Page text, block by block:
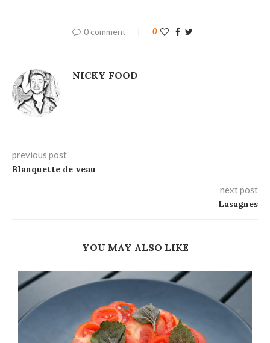
0 comment 0
NICKY FOOD
previous post
Blanquette de veau
next post
Lasagnes
YOU MAY ALSO LIKE